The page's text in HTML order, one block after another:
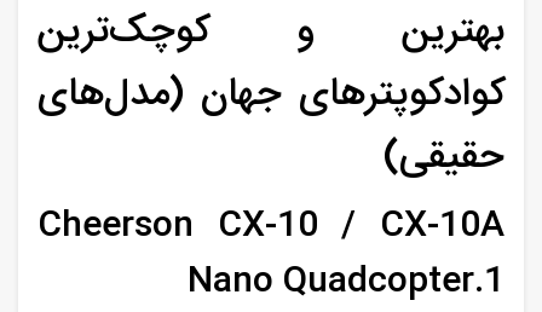
بهترین و کوچک‌ترین
کوادکوپترهای جهان (مدل‌های
حقیقی)
Cheerson CX-10 / CX-10A
Nano Quadcopter.1